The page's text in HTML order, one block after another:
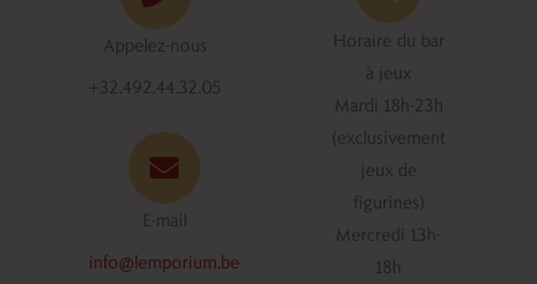
Appelez-nous
+32.492.44.32.05
E-mail
info@lemporium.be
Horaire du bar
à jeux
Mardi 18h-23h
(exclusivement
jeux de
figurines)
Mercredi 13h-
18h